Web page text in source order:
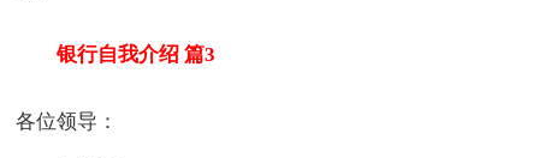
银行自我介绍 篇3
各位领导：